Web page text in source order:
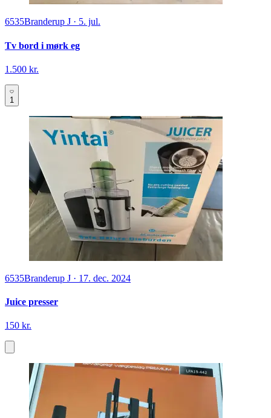
6535Branderup J · 5. jul.
Tv bord i mørk eg
1.500 kr.
1
6535Branderup J · 17. dec. 2024
Juice presser
150 kr.